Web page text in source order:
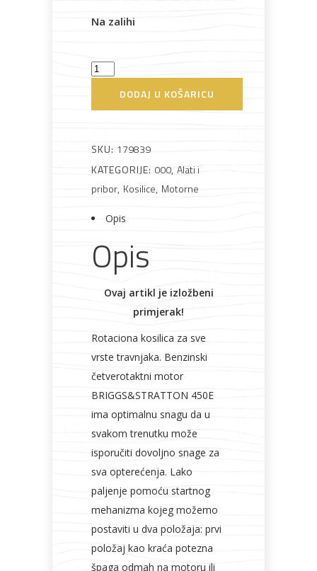
Boje i Građevinski
materijali
VodomaterijalVrata i
Metalna
galanterija
Elektromaterijal
Vijčana
roba
Na zalihi
Kosilica
količina
DODAJ U KOŠARICU
SKU: 179839
KATEGORIJE: 000, Alati i
pribor, Kosilice, Motorne
Opis
Opis
Ovaj artikl je izložbeni
primjerak!
Rotaciona kosilica za sve
vrste travnjaka. Benzinski
četverotaktni motor
BRIGGS&STRATTON 450E
ima optimalnu snagu da u
svakom trenutku može
isporučiti dovoljno snage za
sva opterećenja. Lako
paljenje pomoću startnog
mehanizma kojeg možemo
postaviti u dva položaja: prvi
položaj kao kraća potezna
špaga odmah na motoru ili